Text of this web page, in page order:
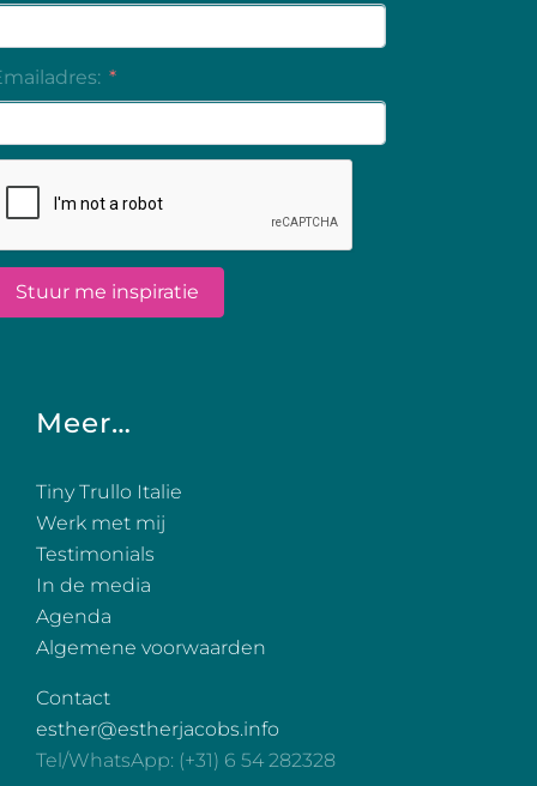
Meer…
Tiny Trullo Italie
Werk met mij
Testimonials
In de media
Agenda
Algemene voorwaarden
Contact
esther@estherjacobs.info
Tel/WhatsApp: (+31) 6 54 282328